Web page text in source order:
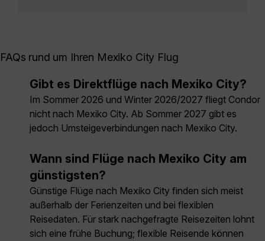
FAQs rund um Ihren Mexiko City Flug
Gibt es Direktflüge nach Mexiko City?
Im Sommer 2026 und Winter 2026/2027 fliegt Condor
nicht nach Mexiko City. Ab Sommer 2027 gibt es
jedoch Umsteigeverbindungen nach Mexiko City.
Wann sind Flüge nach Mexiko City am
günstigsten?
Günstige Flüge nach Mexiko City finden sich meist
außerhalb der Ferienzeiten und bei flexiblen
Reisedaten. Für stark nachgefragte Reisezeiten lohnt
sich eine frühe Buchung; flexible Reisende können